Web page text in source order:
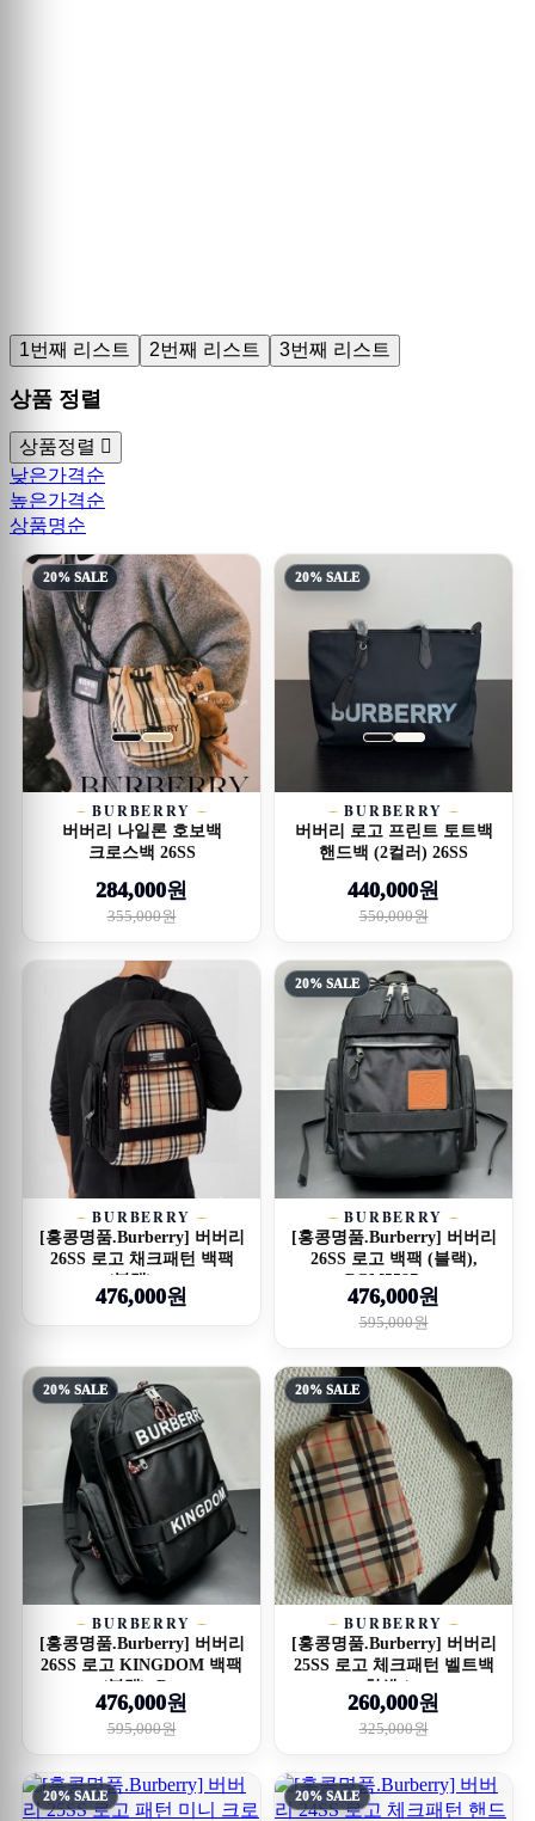
1번째 리스트 2번째 리스트 3번째 리스트
상품 정렬
상품정렬
낮은가격순
높은가격순
상품명순
20% SALE
BURBERRY
버버리 나일론 호보백
크로스백 26SS
284,000원
355,000원
20% SALE
BURBERRY
버버리 로고 프린트 토트백
핸드백 (2컬러) 26SS
440,000원
550,000원
BURBERRY
[홍콩명품.Burberry] 버버리
26SS 로고 채크패턴 백팩
(블랙), ...
476,000원
20% SALE
BURBERRY
[홍콩명품.Burberry] 버버리
26SS 로고 백팩 (블랙),
BGM5587, ...
476,000원
595,000원
20% SALE
BURBERRY
[홍콩명품.Burberry] 버버리
26SS 로고 KINGDOM 백팩
(블랙), B...
476,000원
595,000원
20% SALE
BURBERRY
[홍콩명품.Burberry] 버버리
25SS 로고 체크패턴 벨트백
힙색 (...
260,000원
325,000원
20% SALE 20% SALE